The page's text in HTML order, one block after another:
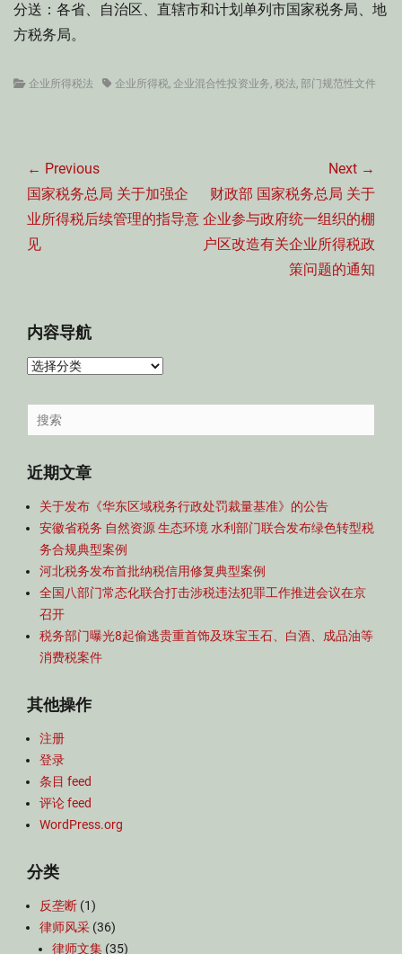
分送：各省、自治区、直辖市和计划单列市国家税务局、地
方税务局。
Categories
企业所得税法 Tags企业所得税, 企业混合性投资业务, 税法, 部门规范性文件
章
导
航
← Previous
Previous
post:
国家税务总局 关于加强企
业所得税后续管理的指导意
见
Next →
Next
post:
财政部 国家税务总局 关于
企业参与政府统一组织的棚
户区改造有关企业所得税政
策问题的通知
内容导航
内
导
航
Search
for:
近期文章
关于发布《华东区域税务行政处罚裁量基准》的公告
安徽省税务 自然资源 生态环境 水利部门联合发布绿色转型税
务合规典型案例
河北税务发布首批纳税信用修复典型案例
全国八部门常态化联合打击涉税违法犯罪工作推进会议在京
召开
税务部门曝光8起偷逃贵重首饰及珠宝玉石、白酒、成品油等
消费税案件
其他操作
注册
登录
条目 feed
评论 feed
WordPress.org
分类
反垄断 (1)
律师风采 (36)
律师文集 (35)